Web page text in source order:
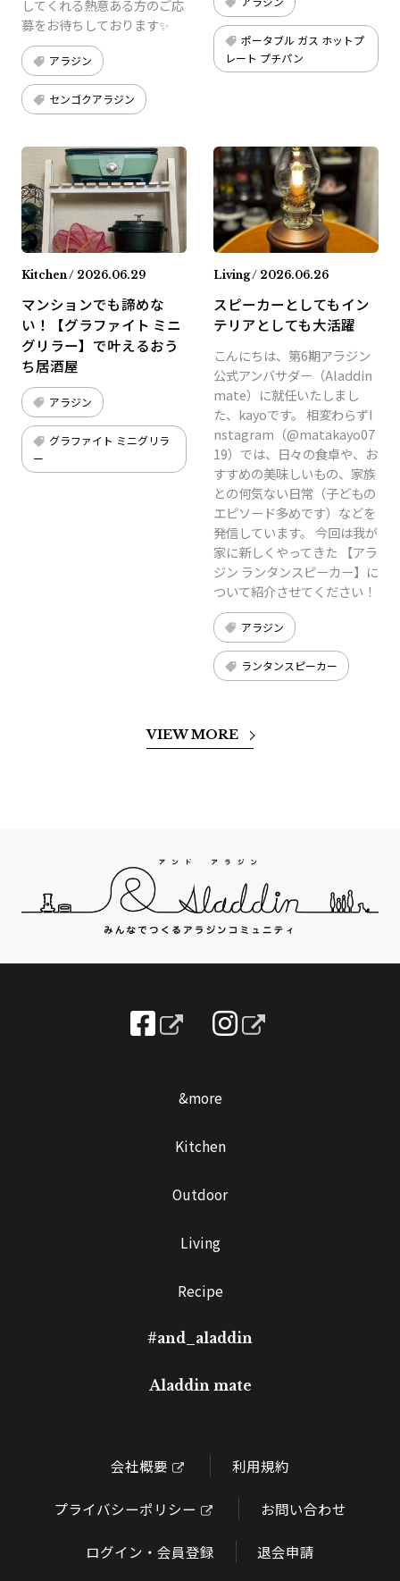
してくれる熱意ある方のご応
募をお待ちしております✨
アラジン
センゴクアラジン
ポータブル ガス ホットプ
レート プチパン
Kitchen / 2026.06.29
マンションでも諦めな
い！【グラファイト ミニ
グリラー】で叶えるおう
ち居酒屋
アラジン
グラファイト ミニグリラ
ー
Living / 2026.06.26
スピーカーとしてもイン
テリアとしても大活躍
こんにちは、第6期アラジン
公式アンバサダー（Aladdin
mate）に就任いたしまし
た、kayoです。 相変わらずI
nstagram（@matakayo07
19）では、日々の食卓や、お
すすめの美味しいもの、家族
との何気ない日常（子どもの
エピソード多めです）などを
発信しています。 今回は我が
家に新しくやってきた 【アラ
ジン ランタンスピーカー】に
ついて紹介させてください！
アラジン
ランタンスピーカー
VIEW MORE
&more
Kitchen
Outdoor
Living
Recipe
#and_aladdin
Aladdin mate
会社概要 利用規約
プライバシーポリシー お問い合わせ
ログイン・会員登録 退会申請